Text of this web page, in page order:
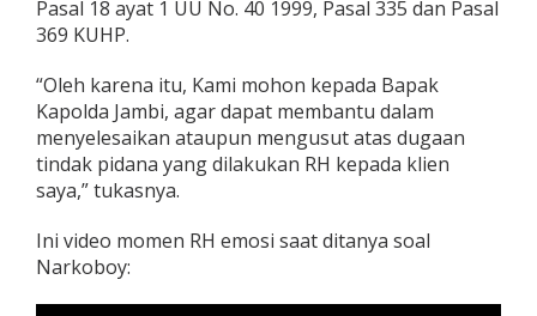
Pasal 18 ayat 1 UU No. 40 1999, Pasal 335 dan Pasal
369 KUHP.
“Oleh karena itu, Kami mohon kepada Bapak
Kapolda Jambi, agar dapat membantu dalam
menyelesaikan ataupun mengusut atas dugaan
tindak pidana yang dilakukan RH kepada klien
saya,” tukasnya.
Ini video momen RH emosi saat ditanya soal
Narkoboy: